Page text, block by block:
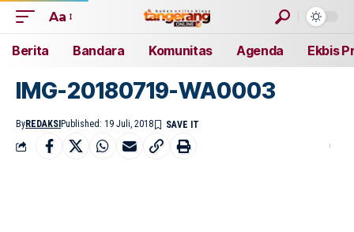
Aa
Berita Bandara Komunitas Agenda Ekbis
IMG-20180719-WA0003
ByREDAKSI Published: 19 Juli, 2018